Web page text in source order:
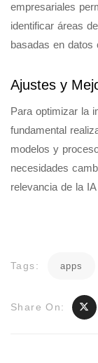
empresariales
identificar áreas
basadas en datos
Ajustes y
Para optimizar la
fundamental
modelos y
necesidades
relevancia de la
Tags: apps
Share On: